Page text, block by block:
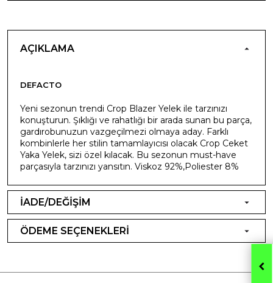
AÇIKLAMA
DEFACTO
Yeni sezonun trendi Crop Blazer Yelek ile tarzınızı
konuşturun. Şıklığı ve rahatlığı bir arada sunan bu parça,
gardırobunuzun vazgeçilmezi olmaya aday. Farklı
kombinlerle her stilin tamamlayıcısı olacak Crop Ceket
Yaka Yelek, sizi özel kılacak. Bu sezonun must-have
parçasıyla tarzınızı yansıtın. Viskoz 92%,Poliester 8%
İADE/DEĞİŞİM
ÖDEME SEÇENEKLERİ